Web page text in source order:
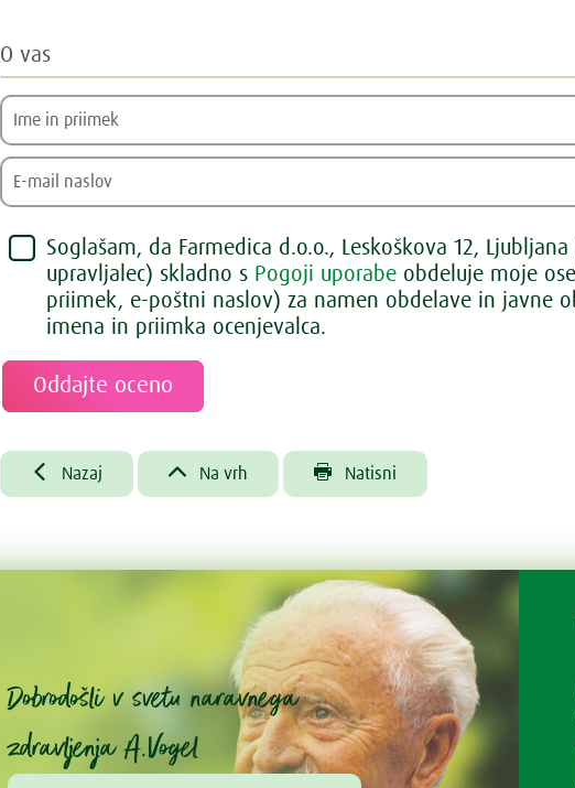
O vas
Soglašam, da Farmedica d.o.o., Leskoškova 12,
upravljalec) skladno s Pogoji uporabeobdeluje moje
priimek, e-poštni naslov) za namen obdelave in javne
imena in priimka ocenjevalca.
 Nazaj  Na vrh  Natisni
Dobrodošli v svetu naravnega
zdravljenja A.Vogel